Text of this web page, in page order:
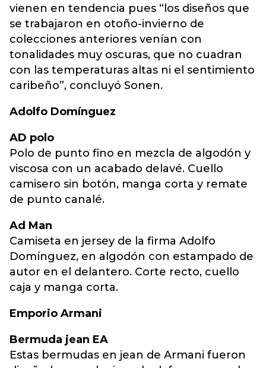
vienen en tendencia pues “los diseños que
se trabajaron en otoño-invierno de
colecciones anteriores venían con
tonalidades muy oscuras, que no cuadran
con las temperaturas altas ni el sentimiento
caribeño”, concluyó Sonen.
Adolfo Domínguez
AD polo
Polo de punto fino en mezcla de algodón y
viscosa con un acabado delavé. Cuello
camisero sin botón, manga corta y remate
de punto canalé.
Ad Man
Camiseta en jersey de la firma Adolfo
Domínguez, en algodón con estampado de
autor en el delantero. Corte recto, cuello
caja y manga corta.
Emporio Armani
Bermuda jean EA
Estas bermudas en jean de Armani fueron